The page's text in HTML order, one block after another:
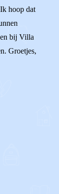
hoop dat
bij Villa
Groetjes,